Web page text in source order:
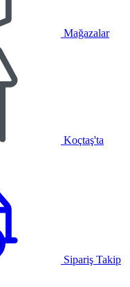
Mağazalar
Koçtaş'ta
Sipariş Takip